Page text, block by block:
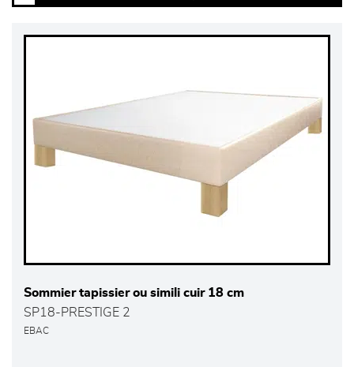
Sommier tapissier ou simili cuir 18 cm
SP18-PRESTIGE 2
EBAC